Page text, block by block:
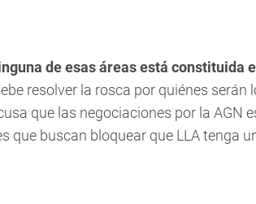
de esas áreas está constituida
resolver la rosca por quiénes serán
que las negociaciones por la AGN
que buscan bloquear que LLA tenga